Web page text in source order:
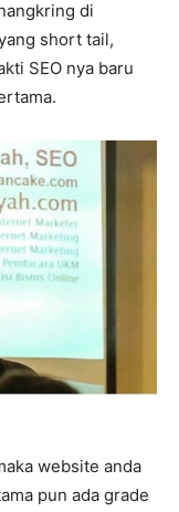
di
short tail,
SEO nya baru
website anda
pun ada grade